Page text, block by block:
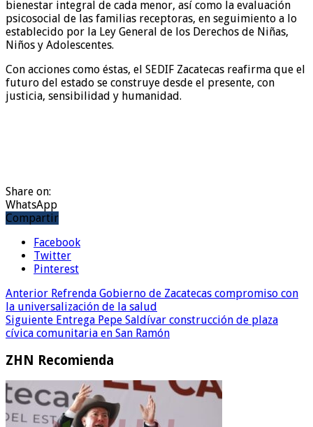
bienestar integral de cada menor, así como la evaluación
psicosocial de las familias receptoras, en seguimiento a lo
establecido por la Ley General de los Derechos de Niñas,
Niños y Adolescentes.
Con acciones como éstas, el SEDIF Zacatecas reafirma que el
futuro del estado se construye desde el presente, con
justicia, sensibilidad y humanidad.
Share on:
WhatsApp
Compartir
Facebook
Twitter
Pinterest
Anterior Refrenda Gobierno de Zacatecas compromiso con
la universalización de la salud
Siguiente Entrega Pepe Saldívar construcción de plaza
cívica comunitaria en San Ramón
ZHN Recomienda